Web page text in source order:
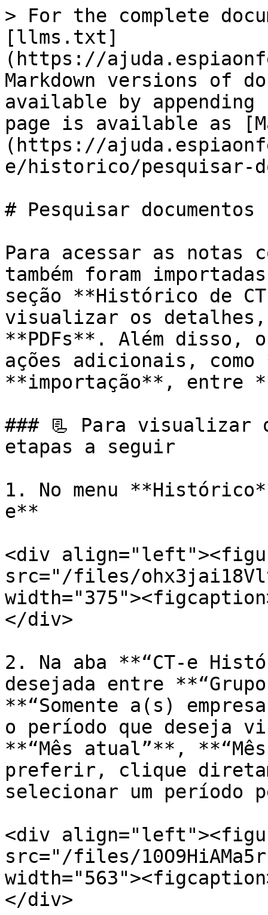
> For the complete
[llms.txt]
(https://
Markdown versions of
available by
page is available as
(https://
e/historico/pesquisar-
# Pesquisar documentos
Para acessar as notas
também foram
seção **Histórico de
visualizar os
**PDFs**. Além disso,
ações adicionais,
**importação**, entre
### 📃 Para visualizar
etapas a seguir
1. No menu
e**
<div
src="/files/
</div>
2. Na aba **“CT-e
desejada entre
**“Somente a(s)
o período que deseja
**“Mês atual”**,
preferir, clique
selecionar um período
<div
src="/files/
</div>